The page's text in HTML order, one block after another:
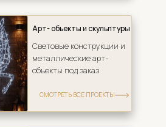
Световые конструкции и
металлические арт-
объекты под заказ
Арт- объекты и скульптуры
СМОТРЕТЬ ВСЕ ПРОЕКТЫ